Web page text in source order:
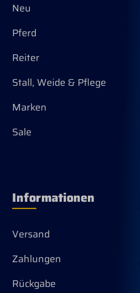
Neu
Pferd
Reiter
Stall, Weide & Pflege
Marken
Sale
Informationen
Versand
Zahlungen
Rückgabe